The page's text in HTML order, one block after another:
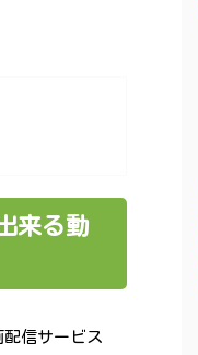
来る動
信サービス